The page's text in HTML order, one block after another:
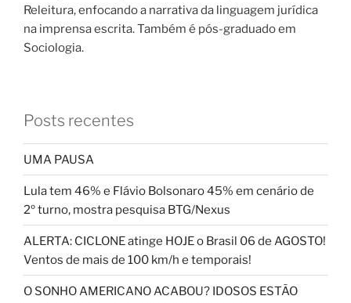
Releitura, enfocando a narrativa da linguagem jurídica
na imprensa escrita. Também é pós-graduado em
Sociologia.
Posts recentes
UMA PAUSA
Lula tem 46% e Flávio Bolsonaro 45% em cenário de
2º turno, mostra pesquisa BTG/Nexus
ALERTA: CICLONE atinge HOJE o Brasil 06 de AGOSTO!
Ventos de mais de 100 km/h e temporais!
O SONHO AMERICANO ACABOU? IDOSOS ESTÃO